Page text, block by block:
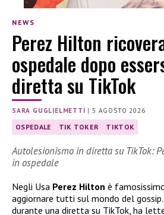
NEWS
Perez Hilton
ospedale dopo
diretta su TikTok
SARA GUGLIELMETTI |5 AGOSTO 2026
OSPEDALE TIK TOKER TIKTOK
Autolesionismo in diretta su TikTok:
in ospedale
Negli Usa Perez Hilton è
aggiornare tutti sul mondo del
durante una diretta su TikTok, ha